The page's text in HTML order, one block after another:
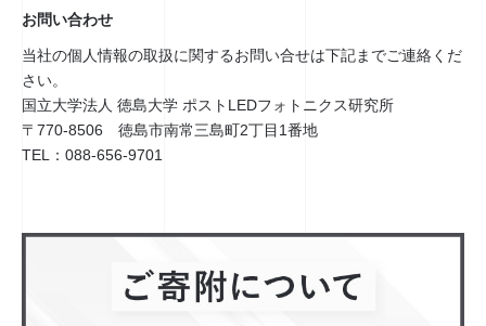
お問い合わせ
当社の個人情報の取扱に関するお問い合せは下記までご連絡くだ
さい。
国立大学法人 徳島大学 ポストLEDフォトニクス研究所
〒770-8506 徳島市南常三島町2丁目1番地
TEL：088-656-9701